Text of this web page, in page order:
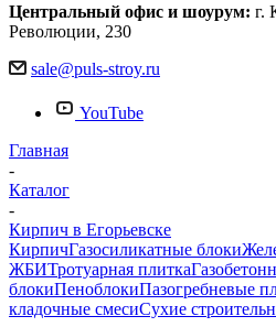
Центральный офис и шоурум: г.
Революции, 230
sale@puls-stroy.ru
YouTube
Главная
-
Каталог
-
Кирпич в Егорьевске
КирпичГазосиликатные блоки
ЖБИТротуарная плитка
блокиПеноблокиПазогребневые
кладочные смесиСухие